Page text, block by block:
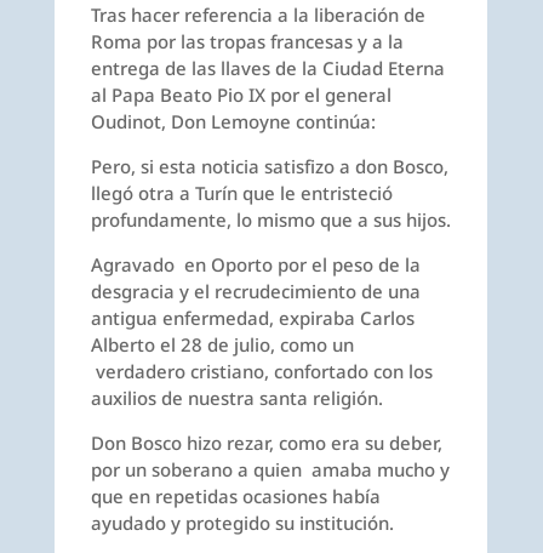
Tras hacer referencia a la liberación de
Roma por las tropas francesas y a la
entrega de las llaves de la Ciudad Eterna
al Papa Beato Pio IX por el general
Oudinot, Don Lemoyne continúa:
Pero, si esta noticia satisfizo a don Bosco,
llegó otra a Turín que le entristeció
profundamente, lo mismo que a sus hijos.
Agravado en Oporto por el peso de la
desgracia y el recrudecimiento de una
antigua enfermedad, expiraba Carlos
Alberto el 28 de julio, como un
verdadero cristiano, confortado con los
auxilios de nuestra santa religión.
Don Bosco hizo rezar, como era su deber,
por un soberano a quien amaba mucho y
que en repetidas ocasiones había
ayudado y protegido su institución.